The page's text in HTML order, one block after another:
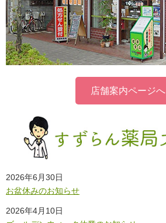
店舗案内ページへ
お盆休みのお知らせ
2026年6月30日
2026年4月10日